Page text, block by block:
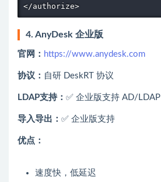
</authorize>
4. AnyDesk 企业版
官网： https://www.anydesk.com
协议： 自研 DeskRT 协议
LDAP支持： ✅ 企业版支持 AD/LDAP
导入导出： ✅ 企业版支持
优点：
速度快，低延迟